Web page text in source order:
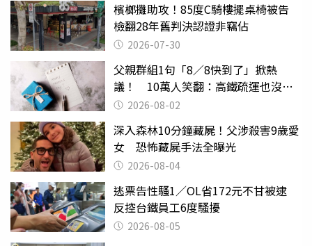
檳榔攤助攻！85度C騎樓擺桌椅被告
檢翻28年舊判決認證非竊佔
2026-07-30
父親群組1句「8／8快到了」掀熱
議！ 10萬人笑翻：高鐵疏運也沒列
父親節
2026-08-02
深入森林10分鐘藏屍！父涉殺害9歲愛
女 恐怖藏屍手法全曝光
2026-08-04
逃票告性騷1／OL省172元不甘被逮
反控台鐵員工6度騷擾
2026-08-05